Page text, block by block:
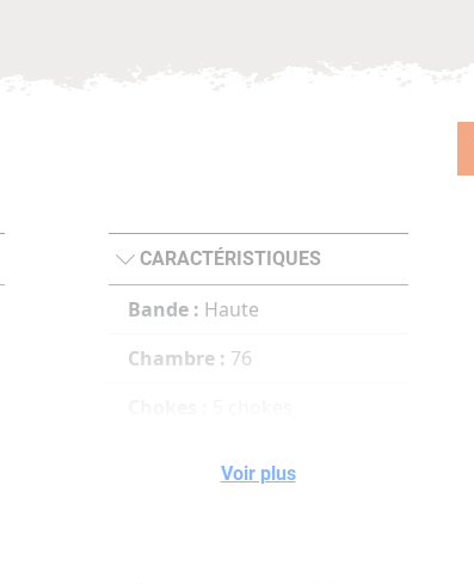
CARACTÉRISTIQUES
Bande : Haute
Chambre : 76
Voir plus